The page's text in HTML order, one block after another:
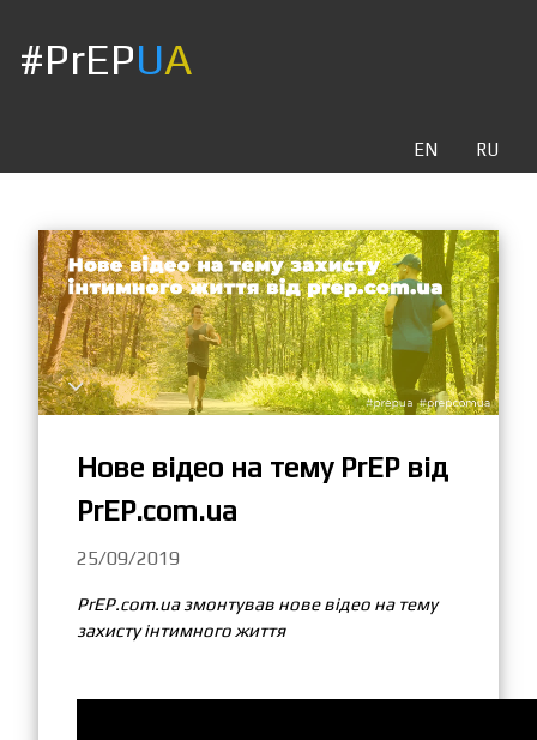
#PrEPUA
RU
EN
Нове відео на тему PrEP від
PrEP.com.ua
25/09/2019
PrEP.com.ua змонтував нове відео на тему
захисту інтимного життя